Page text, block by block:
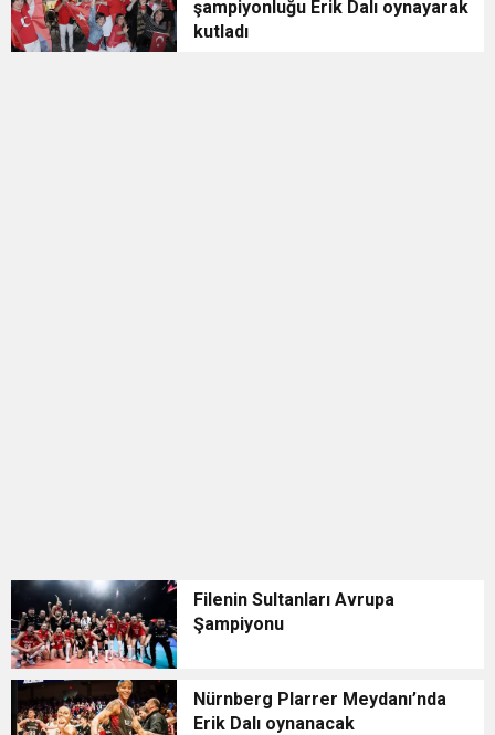
şampiyonluğu Erik Dalı oynayarak
kutladı
Filenin Sultanları Avrupa
Şampiyonu
Nürnberg Plarrer Meydanı’nda
Erik Dalı oynanacak